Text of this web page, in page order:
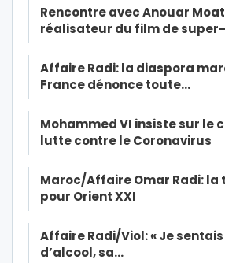
Rencontre avec Anouar
réalisateur du film de
Affaire Radi: la diaspora
France dénonce toute…
Mohammed VI insiste sur le
lutte contre le Coronavirus
Maroc/Affaire Omar Radi: la
pour Orient XXI
Affaire Radi/Viol: « Je
d’alcool, sa…